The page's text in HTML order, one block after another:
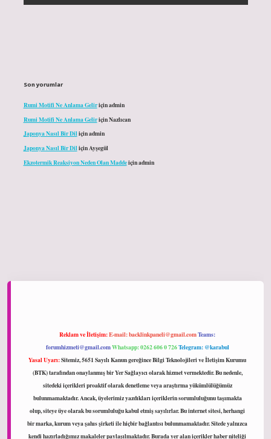
Son yorumlar
Rumi Motifi Ne Anlama Geliriçinadmin
Rumi Motifi Ne Anlama GeliriçinNazlıcan
Japonya Nasıl Bir Diliçinadmin
Japonya Nasıl Bir DiliçinAyşegül
Ekzotermik Reaksiyon Neden Olan Maddeiçinadmin
Reklam ve İletişim:E-mail:backlinkpaneli@gmail.comTeams:
forumhizmeti@gmail.comWhatsapp: 0262 606 0 726Telegram: @karabul
Yasal Uyarı:Sitemiz, 5651 Sayılı Kanun gereğince Bilgi Teknolojileri ve İletişim Kurumu
(BTK) tarafından onaylanmış bir Yer Sağlayıcı olarak hizmet vermektedir. Bu nedenle,
sitedeki içerikleri proaktif olarak denetleme veya araştırma yükümlülüğümüz
bulunmamaktadır. Ancak, üyelerimiz yazdıkları içeriklerin sorumluluğunu taşımakta
olup, siteye üye olarak bu sorumluluğu kabul etmiş sayılırlar. Bu internet sitesi, herhangi
bir marka, kurum veya şahıs şirketi ile hiçbir bağlantısı bulunmamaktadır. Sitede yalnızca
kendi hazırladığımız makaleler paylaşılmaktadır. Burada yer alan içerikler haber niteliği